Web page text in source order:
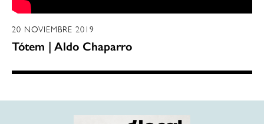
20 NOVIEMBRE 2019
Tótem | Aldo Chaparro